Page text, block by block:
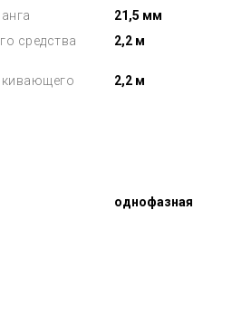
21,5 мм
средства
2,2 м
2,2 м
однофазная